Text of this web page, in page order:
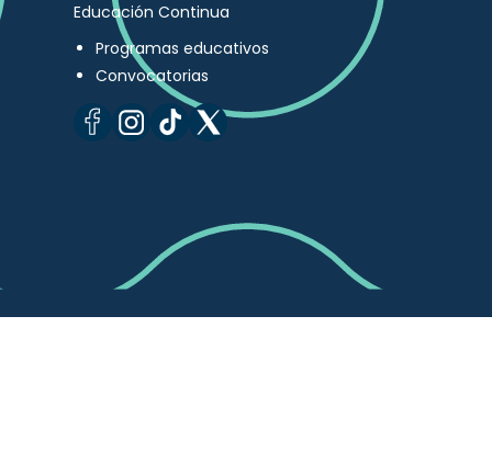
Educación Continua
Programas educativos
Convocatorias